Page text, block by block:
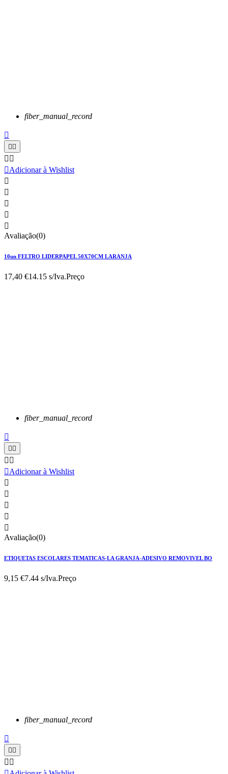
fiber_manual_record

 
 
Adicionar à Wishlist





Avaliação(0)
10un FELTRO LIDERPAPEL 50X70CM LARANJA
17,40 €14.15 s/Iva.Preço
fiber_manual_record

 
 
Adicionar à Wishlist





Avaliação(0)
ETIQUETAS ESCOLARES TEMATICAS-LA GRANJA-ADESIVO REMOVIVEL BO
9,15 €7.44 s/Iva.Preço
fiber_manual_record

 
 